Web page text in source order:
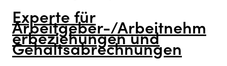
Experte für
Arbeitgeber-/Arbeitnehm
erbeziehungen und
Gehaltsabrechnungen